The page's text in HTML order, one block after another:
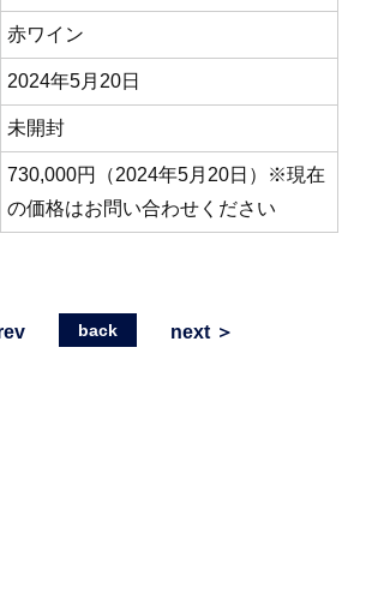
赤ワイン
2024年5月20日
未開封
730,000円（2024年5月20日）※現在
の価格はお問い合わせください
back next ＞